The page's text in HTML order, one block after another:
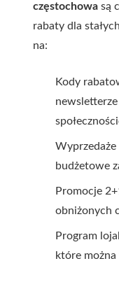
częstochowa są
rabaty dla
na:
Kody
budżetowe
Promocje
obniżonych
Program
które